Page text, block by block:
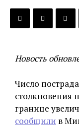
Новость
Число
столкновения
границе
сообщили в